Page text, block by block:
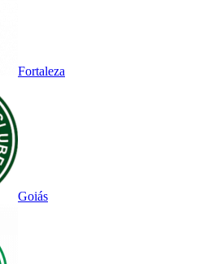
Fortaleza
Goiás